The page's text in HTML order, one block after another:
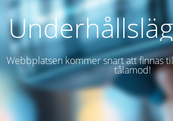
Webbplatsen kommer snart att finnas
tålamod!